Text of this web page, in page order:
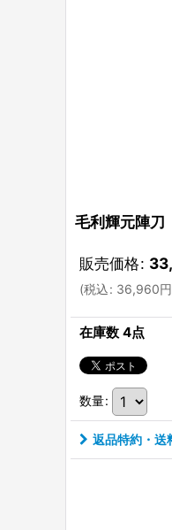
毛利輝元陣
販売価格:
(税込: 36,960円
在庫数 4点
数量:
返品特約・送